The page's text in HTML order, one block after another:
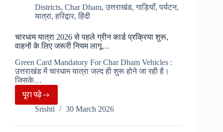
नेशनल
पार्क,
अब
केदारताल
ट्रैक
भी
कर
सकेंगे
पर्यटक…
Districts, Char Dham,उत्तराखंड,गाड़ियाँ,पर्यटन,
यात्रा,हरिद्वार,हिंदी
चारधाम यात्रा 2026 से पहले ग्रीन कार्ड प्रक्रिया शुरू,
वाहनों के लिए जरूरी नियम लागू…
Green Card Mandatory For Char Dham Vehicles :
उत्तराखंड में चारधाम यात्रा जल्द ही शुरू होने जा रही है।
जिसके…
पूरा पढ़ेचारधाम
यात्रा
2026
Srishti 30 March 2026